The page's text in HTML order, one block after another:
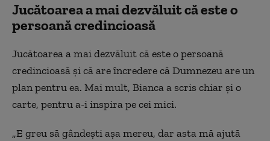
Jucătoarea a mai dezvăluit că este o
persoană credincioasă
Jucătoarea a mai dezvăluit că este o persoană
credincioasă și că are încredere că Dumnezeu are un
plan pentru ea. Mai mult, Bianca a scris chiar și o
carte, pentru a-i inspira pe cei mici.
„E greu să gândești așa mereu, dar asta mă ajută